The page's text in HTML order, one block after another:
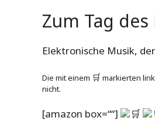
Zum Tag
Elektronische Musik,
Die mit einem 🛒 markierten
nicht.
[amazon box=““] 🛒